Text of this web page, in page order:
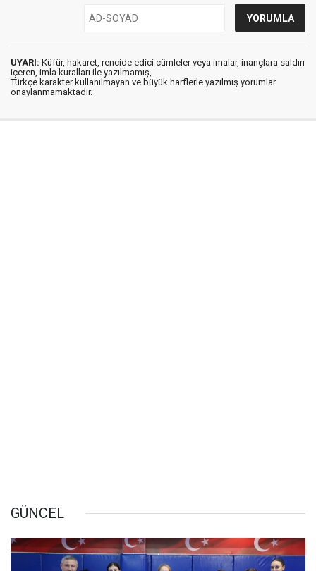
UYARI: Küfür, hakaret, rencide edici cümleler veya imalar, inançlara saldırı
içeren, imla kuralları ile yazılmamış,
Türkçe karakter kullanılmayan ve büyük harflerle yazılmış yorumlar
onaylanmamaktadır.
GÜNCEL